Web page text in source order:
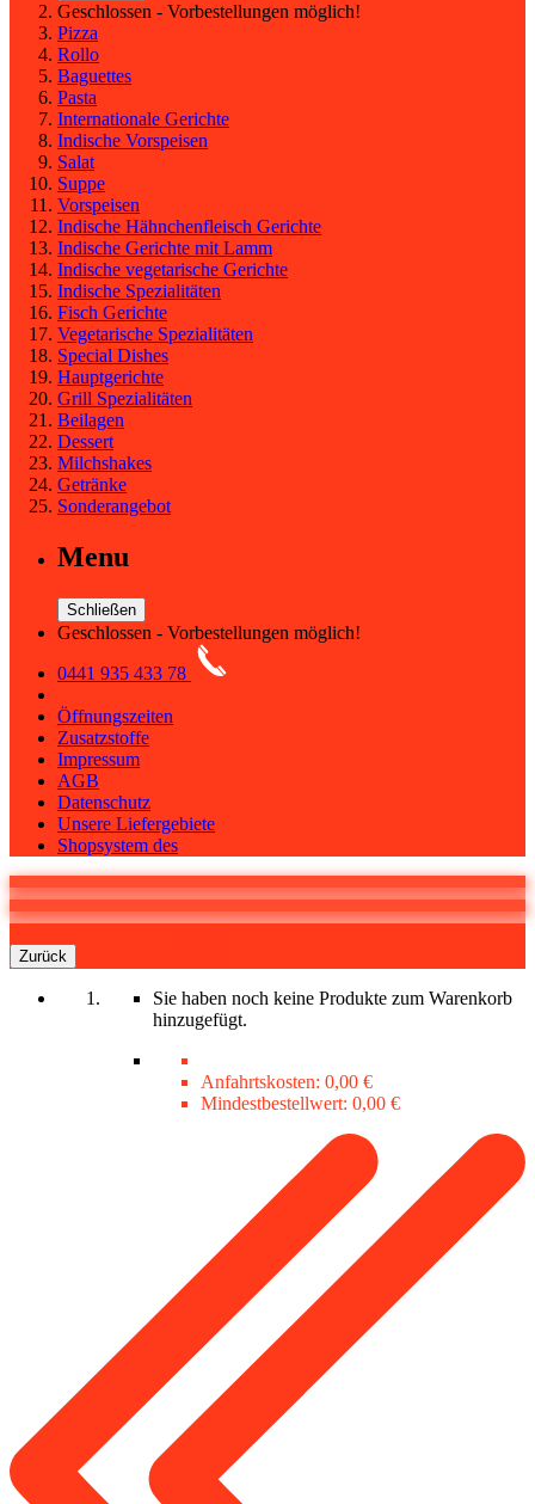
Geschlossen - Vorbestellungen möglich!
Pizza
Rollo
Baguettes
Pasta
Internationale Gerichte
Indische Vorspeisen
Salat
Suppe
Vorspeisen
Indische Hähnchenfleisch Gerichte
Indische Gerichte mit Lamm
Indische vegetarische Gerichte
Indische Spezialitäten
Fisch Gerichte
Vegetarische Spezialitäten
Special Dishes
Hauptgerichte
Grill Spezialitäten
Beilagen
Dessert
Milchshakes
Getränke
Sonderangebot
Menu
Schließen
Geschlossen - Vorbestellungen möglich!
0441 935 433 78
Öffnungszeiten
Zusatzstoffe
Impressum
AGB
Datenschutz
Unsere Liefergebiete
Shopsystem des
Zurück
Sie haben noch keine Produkte zum Warenkorb
hinzugefügt.
Anfahrtskosten: 0,00 €
Mindestbestellwert: 0,00 €